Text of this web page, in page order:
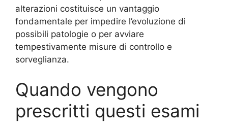
alterazioni costituisce un vantaggio
fondamentale per impedire l’evoluzione di
possibili patologie o per avviare
tempestivamente misure di controllo e
sorveglianza.
Quando vengono
prescritti questi esami